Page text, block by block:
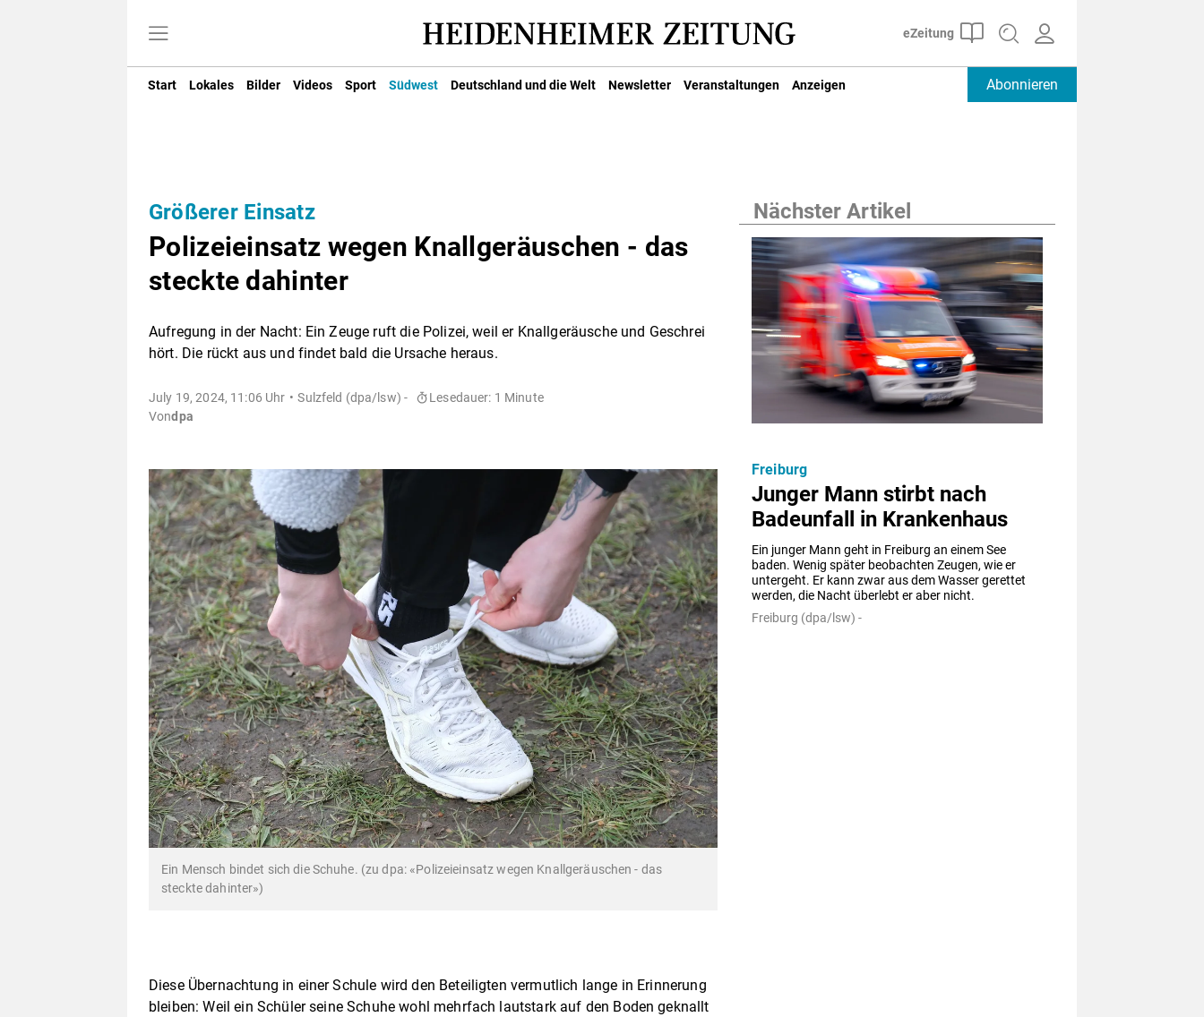
Start Lokales Bilder Videos Sport Südwest Deutschland und die Welt Newsletter Veranstaltungen Anzeigen Abonnieren
Größerer Einsatz
Polizeieinsatz wegen Knallgeräuschen - das
steckte dahinter
Aufregung in der Nacht: Ein Zeuge ruft die Polizei, weil er Knallgeräusche und Geschrei
hört. Die rückt aus und findet bald die Ursache heraus.
July 19, 2024, 11:06 Uhr Sulzfeld (dpa/lsw) -
Lesedauer: 1 Minute
Vondpa
Ein Mensch bindet sich die Schuhe. (zu dpa: «Polizeieinsatz wegen Knallgeräuschen - das
steckte dahinter»)
Diese Übernachtung in einer Schule wird den Beteiligten vermutlich lange in Erinnerung
bleiben: Weil ein Schüler seine Schuhe wohl mehrfach lautstark auf den Boden geknallt
Nächster Artikel
Junger Mann stirbt nach
Badeunfall in Krankenhaus
Ein junger Mann geht in Freiburg an einem See
baden. Wenig später beobachten Zeugen, wie er
untergeht. Er kann zwar aus dem Wasser gerettet
werden, die Nacht überlebt er aber nicht.
Freiburg
Freiburg (dpa/lsw) -